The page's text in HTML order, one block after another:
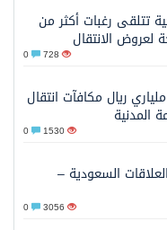
تتلقى رغبات أكثر من
728
ريال مكافآت انتقال
المدنية
1530
السعودية –
3056